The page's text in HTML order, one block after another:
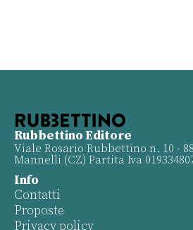
Rubbettino Editore
Viale Rosario Rubbettino n. 10 -
Mannelli (CZ) Partita Iva
Info
Contatti
Proposte
Privacy policy